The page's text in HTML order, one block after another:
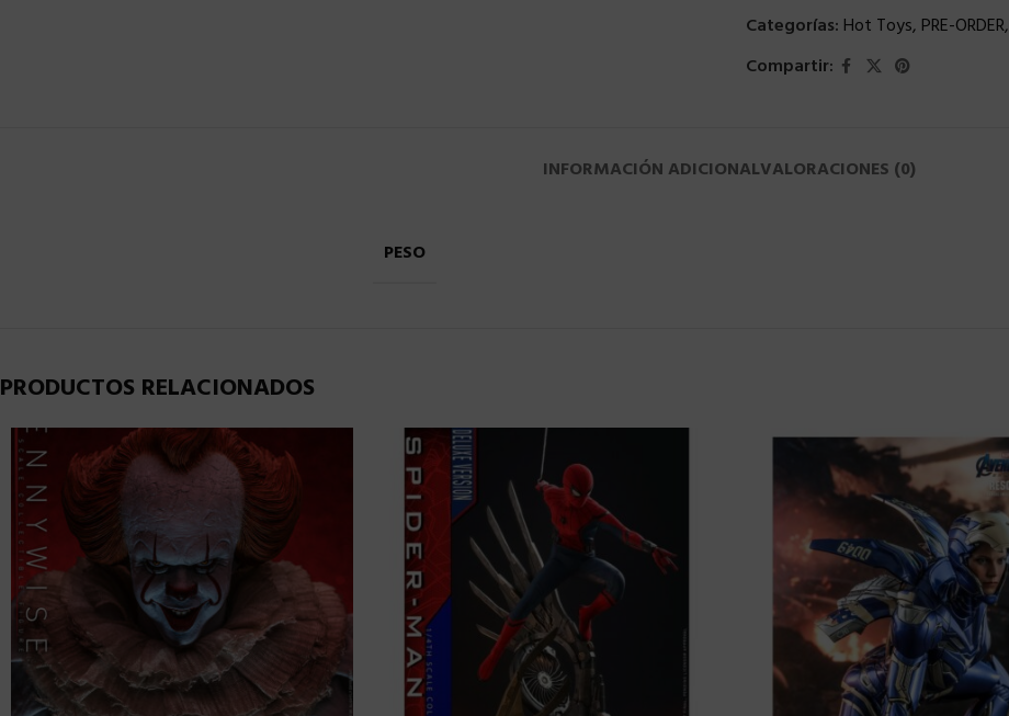
Categorías: Hot Toys, PRE-ORDER,
Compartir:
INFORMACIÓN ADICIONALVALORACIONES (0)
PESO
PRODUCTOS RELACIONADOS